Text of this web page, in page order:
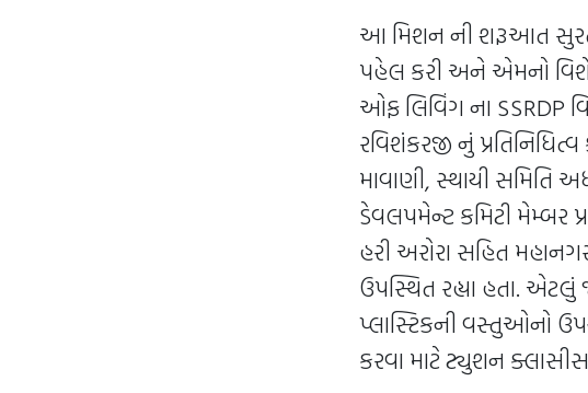
આ મિશન ની શરૂઆત સુરત
પહેલ કરી અને એમનો
ઓફ લિવિંગ ના SSRDP
રવિશંકરજી નું
માવાણી, સ્થાયી સમિતિ
ડેવલપમેન્ટ કમિટી મેમ્બર
હરી અરોરા સહિત
ઉપસ્થિત રહ્યા હતા.
પ્લાસ્ટિકની વસ્તુઓનો
કરવા માટે ટ્યુશન